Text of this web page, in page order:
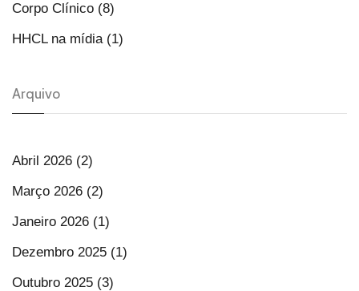
Corpo Clínico (8)
HHCL na mídia (1)
Arquivo
Abril 2026 (2)
Março 2026 (2)
Janeiro 2026 (1)
Dezembro 2025 (1)
Outubro 2025 (3)